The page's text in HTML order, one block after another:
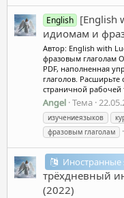
English [English
идиомам и
Автор: English with
фразовым глаголам
PDF, наполненная
глаголов.
страничной рабочей
Angel Тема
изучениеязыков
фразовым глаголам
Иностранные
трёхдневный
(2022)